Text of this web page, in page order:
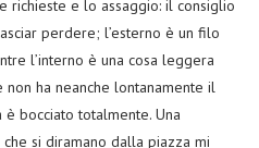
richieste e lo assaggio: il consiglio
perdere; l’esterno è un filo
l’interno è una cosa leggera
non ha neanche lontanamente il
bocciato totalmente. Una
si diramano dalla piazza mi